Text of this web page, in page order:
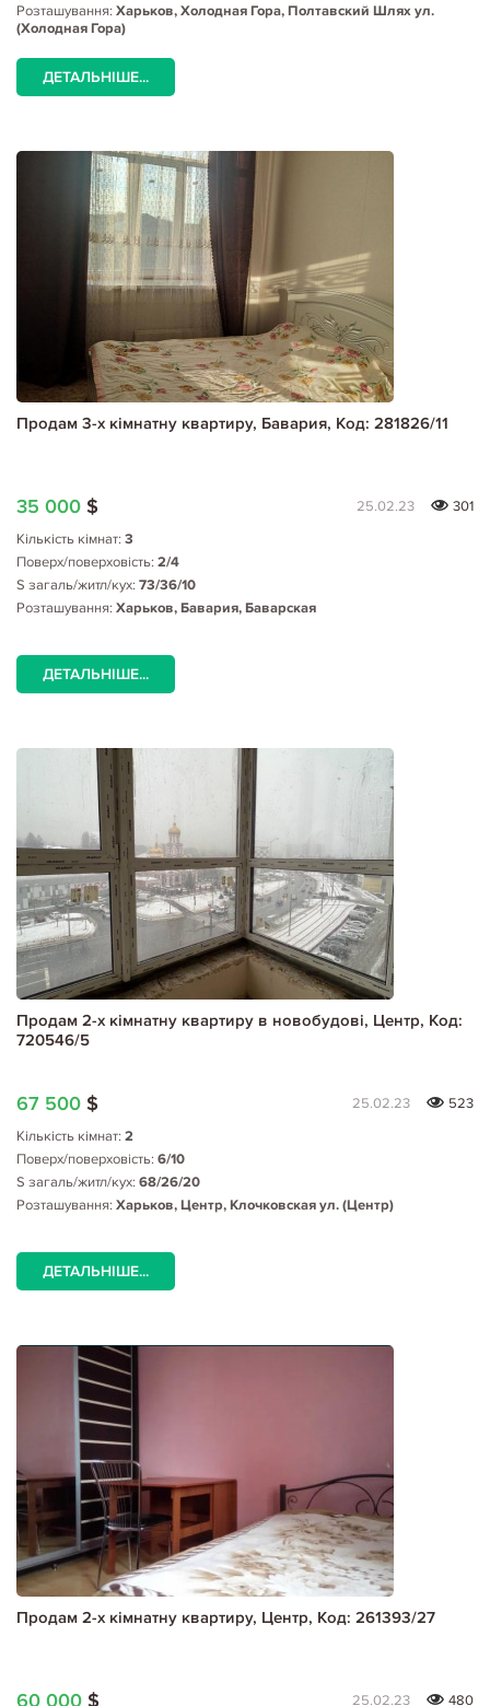
Розташування: Харьков, Холодная Гора, Полтавский Шлях ул.
(Холодная Гора)
ДЕТАЛЬНІШЕ...
Продам 3-х кімнатну квартиру, Бавария, Код: 281826/11
35 000 $ 25.02.23
301
Кількість кімнат: 3
Поверх/поверховість: 2/4
S загаль/житл/кух: 73/36/10
Розташування: Харьков, Бавария, Баварская
ДЕТАЛЬНІШЕ...
Продам 2-х кімнатну квартиру в новобудові, Центр, Код:
720546/5
67 500 $ 25.02.23
523
Кількість кімнат: 2
Поверх/поверховість: 6/10
S загаль/житл/кух: 68/26/20
Розташування: Харьков, Центр, Клочковская ул. (Центр)
ДЕТАЛЬНІШЕ...
Продам 2-х кімнатну квартиру, Центр, Код: 261393/27
60 000 $ 25.02.23 480